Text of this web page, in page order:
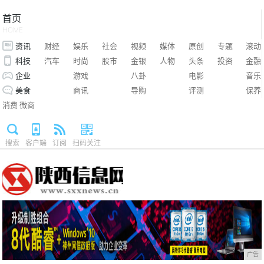
首页
HOME
资讯 财经 娱乐 社会 视频 媒体 原创 专题
滚动
科技
汽车 时尚 股市 金银 人物 头条 投资
金融
企业
游戏 八卦 电影
音乐
美食
商讯 导购 评测
保养
消费 微商
搜索 客户端 订阅 扫码关注
广告